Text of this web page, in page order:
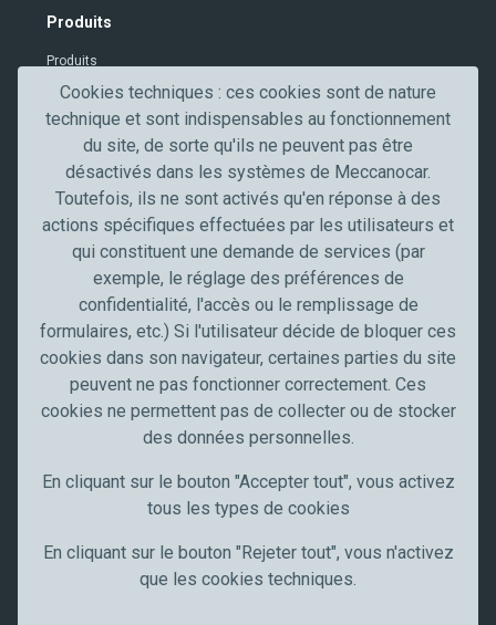
V
r
f
a
t
Produits
Produits
Contacts
Secteurs professionnels
Secteur de l'automobile
Truck, transport et poids lourds
Artisans et PME
Industrie
Meccanocar France
Qui sommes nous
Restez à jour
Cookies techniques : ces cookies sont de nature
technique et sont indispensables au fonctionnement
du site, de sorte qu'ils ne peuvent pas être
désactivés dans les systèmes de Meccanocar.
Toutefois, ils ne sont activés qu'en réponse à des
actions spécifiques effectuées par les utilisateurs et
qui constituent une demande de services (par
exemple, le réglage des préférences de
confidentialité, l'accès ou le remplissage de
formulaires, etc.) Si l'utilisateur décide de bloquer ces
cookies dans son navigateur, certaines parties du site
peuvent ne pas fonctionner correctement. Ces
cookies ne permettent pas de collecter ou de stocker
des données personnelles.
En cliquant sur le bouton "Accepter tout", vous activez
tous les types de cookies
En cliquant sur le bouton "Rejeter tout", vous n'activez
que les cookies techniques.